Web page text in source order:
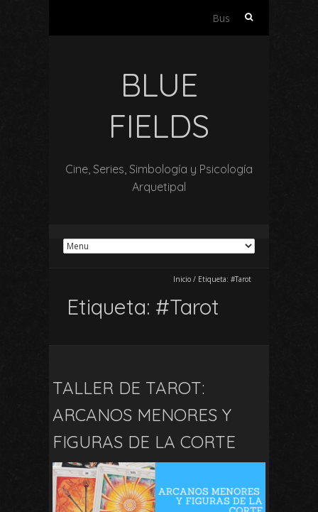
Buscar:
BLUE
FIELDS
Cine, Series, Simbología y Psicología
Arquetipal
Inicio / Etiqueta: #Tarot
Etiqueta: #Tarot
TALLER DE TAROT:
ARCANOS MENORES Y
FIGURAS DE LA CORTE